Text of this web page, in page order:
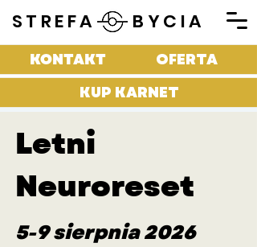
STREFA BYCIA
OFERTA
KONTAKT
KUP KARNET
Letni
Neuroreset
5-9 sierpnia 2026